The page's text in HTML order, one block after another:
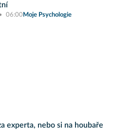
06:00 Moje Psychologie
experta, nebo si na houbaře